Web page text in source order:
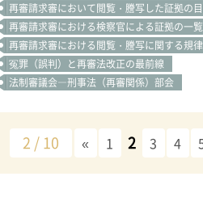
再審請求審において閲覧・謄写した証拠の
再審請求審における検察官による証拠の一
再審請求審における閲覧・謄写に関する規律
冤罪（誤判）と再審法改正の最前線
法制審議会―刑事法（再審関係）部会
2 / 10 « 1 2 3 4